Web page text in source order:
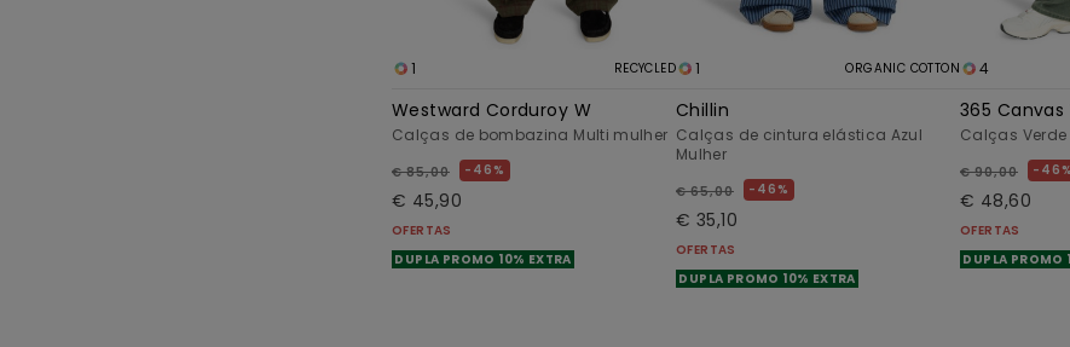
1 RECYCLED
Westward Corduroy W
Calças de bombazina Multi mulher
€ 85,00 46%
€ 45,90
OFERTAS
DUPLA PROMO 10% EXTRA
1 ORGANIC COTTON
Chillin
Calças de cintura elástica Azul
Mulher
€ 65,00 46%
€ 35,10
OFERTAS
DUPLA PROMO 10% EXTRA
4
365 Canvas
Calças
€ 90,00 46%
€ 48,60
OFERTAS
DUPLA PROMO